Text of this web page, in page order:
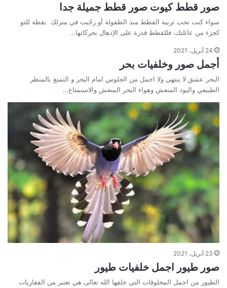
صور قطط كيوت صور قطط جميلة جدا
سواء كنت تحب تربية القطط منذ الطفولة أو رحّبت في منزلك بقطة للتو
كجزء من عائلتك، فللقطط قدرة على الإذهال بحركاتها…
24 أبريل، 2021
أجمل صور وخلفيات بحر
البحر عشق لا ينتهي ولا اجمل من الجلوس امام البحر و التمتع بالمنظر
الطبيعي واليود المنعش وهواء البحر المنعش والاستمتاع…
23 أبريل، 2021
صور طيور اجمل خلفيات طيور
الطيور من اجمل المخلوقات التي خلقها الله تعالى هي تعتبر من الفقاريات